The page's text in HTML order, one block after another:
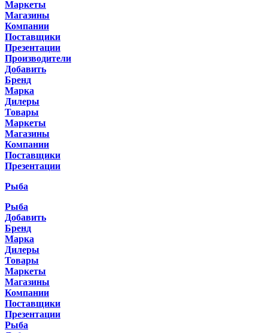
Маркеты
Магазины
Компании
Поставщики
Презентации
Производители
Добавить
Бренд
Марка
Дилеры
Товары
Маркеты
Магазины
Компании
Поставщики
Презентации
Рыба
Рыба
Добавить
Бренд
Марка
Дилеры
Товары
Маркеты
Магазины
Компании
Поставщики
Презентации
Рыба